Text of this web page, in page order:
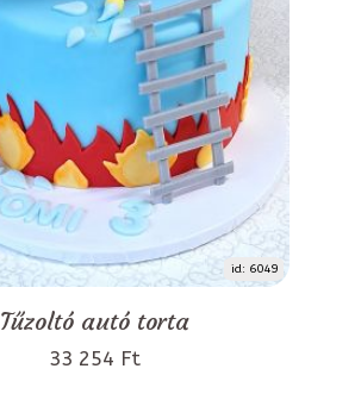
id: 6049
Tűzoltó autó torta
33 254 Ft